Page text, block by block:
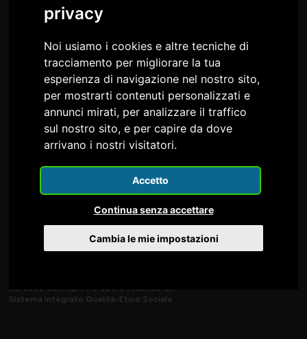
privacy
Noi usiamo i cookies e altre tecniche di
tracciamento per migliorare la tua
esperienza di navigazione nel nostro sito,
per mostrarti contenuti personalizzati e
annunci mirati, per analizzare il traffico
sul nostro sito, e per capire da dove
arrivano i nostri visitatori.
Accetto
Continua senza accettare
Cambia le mie impostazioni
Confapi FVG è nel Consiglio e nella Giunta della
Dal 2003 Confapi FVG opera secondo un
Sistema Integrato Qualità-Etico Sociale